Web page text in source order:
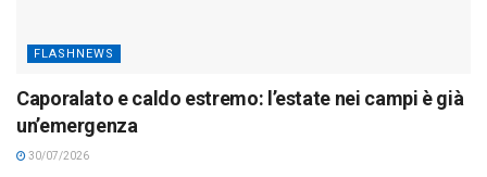
FLASHNEWS
Caporalato e caldo estremo: l’estate nei campi è già
un’emergenza
30/07/2026